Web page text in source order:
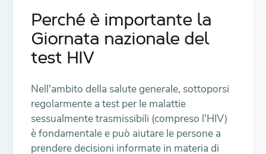
Perché è importante la
Giornata nazionale del
test HIV
Nell'ambito della salute generale, sottoporsi
regolarmente a test per le malattie
sessualmente trasmissibili (compreso l'HIV)
è fondamentale e può aiutare le persone a
prendere decisioni informate in materia di